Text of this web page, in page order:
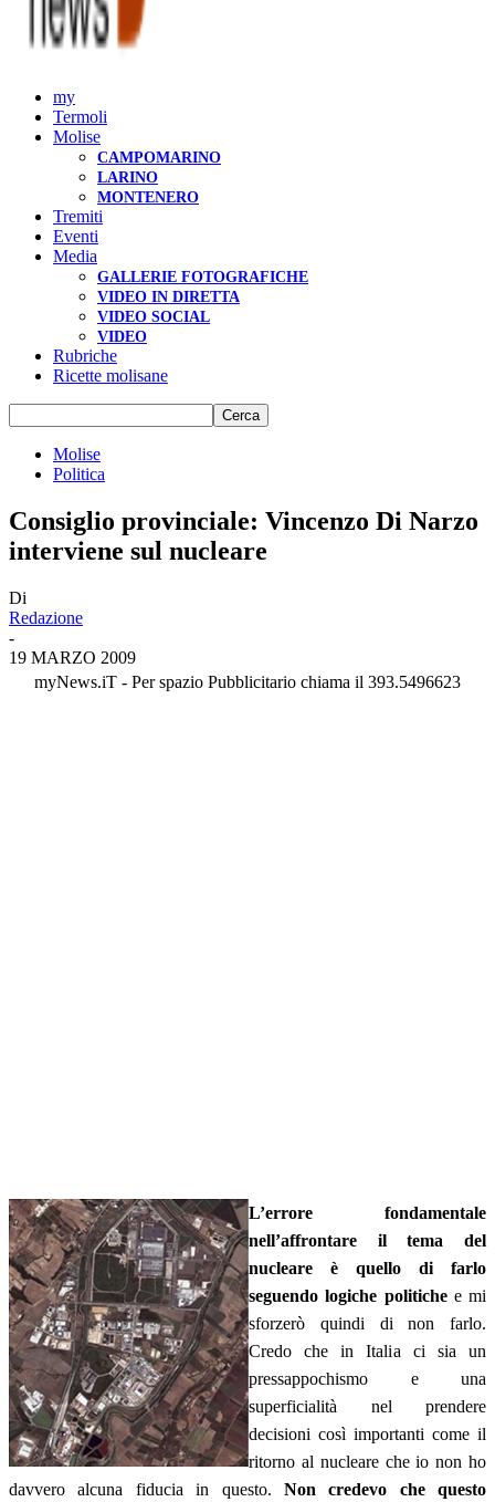
my
Termoli
Molise
CAMPOMARINO
LARINO
MONTENERO
Tremiti
Eventi
Media
GALLERIE FOTOGRAFICHE
VIDEO IN DIRETTA
VIDEO SOCIAL
VIDEO
Rubriche
Ricette molisane
Molise
Politica
Consiglio provinciale: Vincenzo Di Narzo
interviene sul nucleare
Di
Redazione
-
19 MARZO 2009
myNews.iT - Per spazio Pubblicitario chiama il 393.5496623
L’errore fondamentale
nell’affrontare il tema del
nucleare è quello di farlo
seguendo logiche politichee mi
sforzerò quindi di non farlo.
Credo che in Italia ci sia un
pressappochismo e una
superficialità nel prendere
decisioni così importanti come il
ritorno al nucleare che io non ho
davvero alcuna fiducia in questo. Non credevo che questo